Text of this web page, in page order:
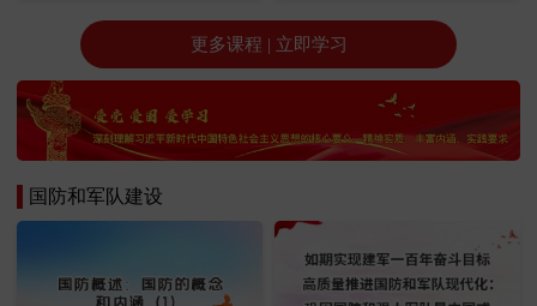
更多课程 | 立即学习
国防和军队建设